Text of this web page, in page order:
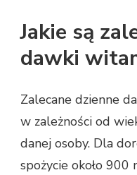
Jakie są
dawki
Zalecane dzienne
w zależności od
danej osoby. Dla
spożycie około